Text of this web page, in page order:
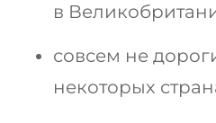
в
совсем не
некоторых